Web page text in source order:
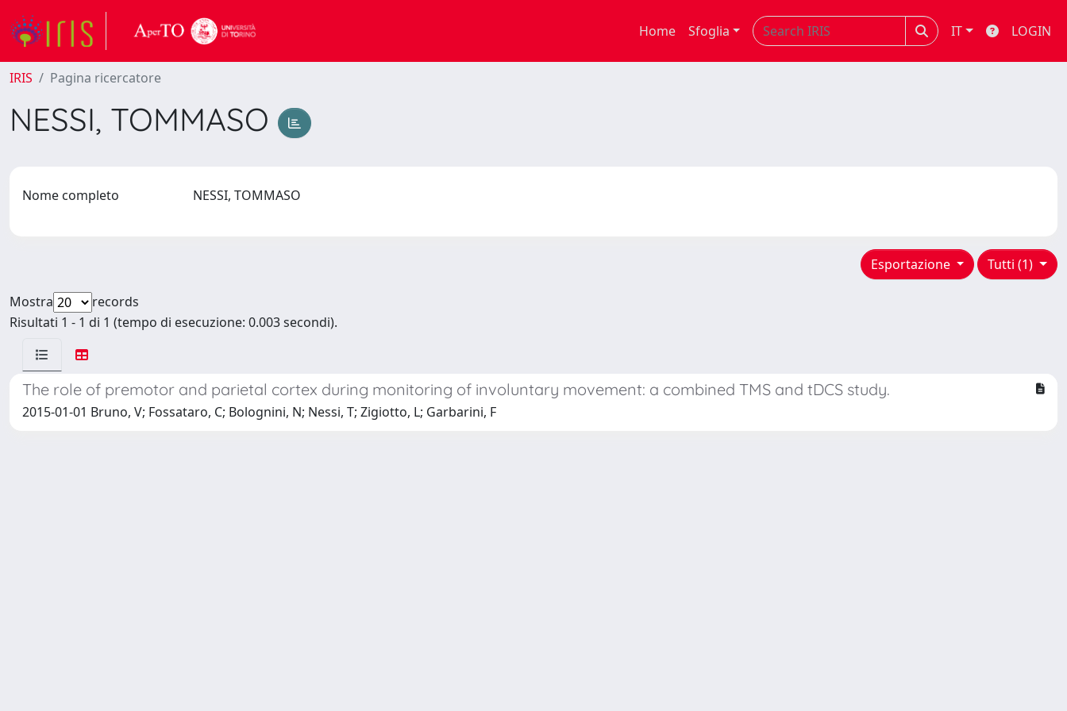
Home Sfoglia IT LOGIN
IRIS Pagina ricercatore
NESSI, TOMMASO
Nome completo NESSI, TOMMASO
Tutti (1)
Esportazione
Mostra
records
Risultati 1 - 1 di 1 (tempo di esecuzione: 0.003 secondi).
The role of premotor and parietal cortex during monitoring of involuntary movement: a combined TMS and tDCS study.
2015-01-01 Bruno, V; Fossataro, C; Bolognini, N; Nessi, T; Zigiotto, L; Garbarini, F